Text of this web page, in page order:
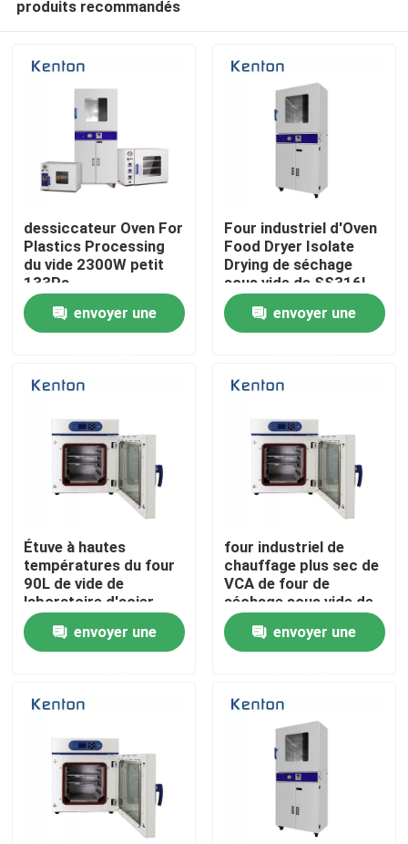
Accueil
Contacts
Produits
Un four plus sec de laboratoire
Four de séchage industriel
Chambre d'humidité de la température
Chambre climatique
produits recommandés
dessiccateur Oven For
Plastics Processing
du vide 2300W petit
133Pa
envoyer une
Four industriel d'Oven
Food Dryer Isolate
Drying de séchage
sous vide de SS316L
envoyer une
Étuve à hautes
températures du four
90L de vide de
laboratoire d'acier
inoxydable
envoyer une
four industriel de
chauffage plus sec de
VCA de four de
séchage sous vide de
1250W SUS304
envoyer une